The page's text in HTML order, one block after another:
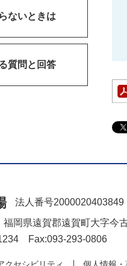
ないときは
質問と回答
法人番号2000020403849
岡県遠賀郡遠賀町大字今
Fax:093-293-0806
クセシビリティ 個人情報